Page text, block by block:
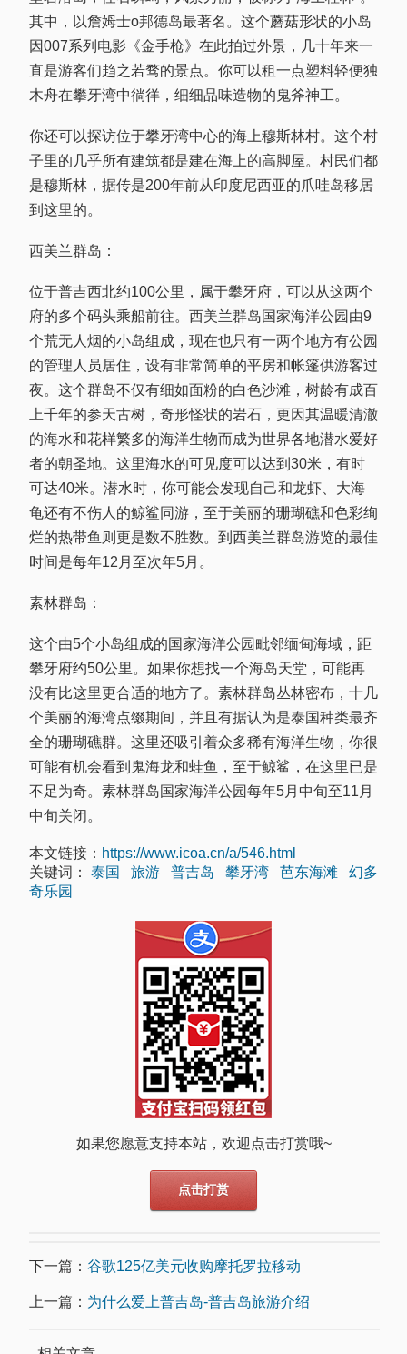
其中，以詹姆士o邦德岛最著名。这个蘑菇形状的小岛
因007系列电影《金手枪》在此拍过外景，几十年来一
直是游客们趋之若骛的景点。你可以租一点塑料轻便独
木舟在攀牙湾中徜徉，细细品味造物的鬼斧神工。
你还可以探访位于攀牙湾中心的海上穆斯林村。这个村
子里的几乎所有建筑都是建在海上的高脚屋。村民们都
是穆斯林，据传是200年前从印度尼西亚的爪哇岛移居
到这里的。
西美兰群岛：
位于普吉西北约100公里，属于攀牙府，可以从这两个
府的多个码头乘船前往。西美兰群岛国家海洋公园由9
个荒无人烟的小岛组成，现在也只有一两个地方有公园
的管理人员居住，设有非常简单的平房和帐篷供游客过
夜。这个群岛不仅有细如面粉的白色沙滩，树龄有成百
上千年的参天古树，奇形怪状的岩石，更因其温暖清澈
的海水和花样繁多的海洋生物而成为世界各地潜水爱好
者的朝圣地。这里海水的可见度可以达到30米，有时
可达40米。潜水时，你可能会发现自己和龙虾、大海
龟还有不伤人的鲸鲨同游，至于美丽的珊瑚礁和色彩绚
烂的热带鱼则更是数不胜数。到西美兰群岛游览的最佳
时间是每年12月至次年5月。
素林群岛：
这个由5个小岛组成的国家海洋公园毗邻缅甸海域，距
攀牙府约50公里。如果你想找一个海岛天堂，可能再
没有比这里更合适的地方了。素林群岛丛林密布，十几
个美丽的海湾点缀期间，并且有据认为是泰国种类最齐
全的珊瑚礁群。这里还吸引着众多稀有海洋生物，你很
可能有机会看到鬼海龙和蛙鱼，至于鲸鲨，在这里已是
不足为奇。素林群岛国家海洋公园每年5月中旬至11月
中旬关闭。
本文链接： https://www.icoa.cn/a/546.html
关键词： 泰国 旅游 普吉岛 攀牙湾 芭东海滩
幻多
奇乐园
如果您愿意支持本站，欢迎点击打赏哦~
点击打赏
下一篇： 谷歌125亿美元收购摩托罗拉移动
上一篇： 为什么爱上普吉岛-普吉岛旅游介绍